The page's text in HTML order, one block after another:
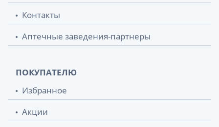
Контакты
Аптечные заведения-партнеры
ПОКУПАТЕЛЮ
Избранное
Акции